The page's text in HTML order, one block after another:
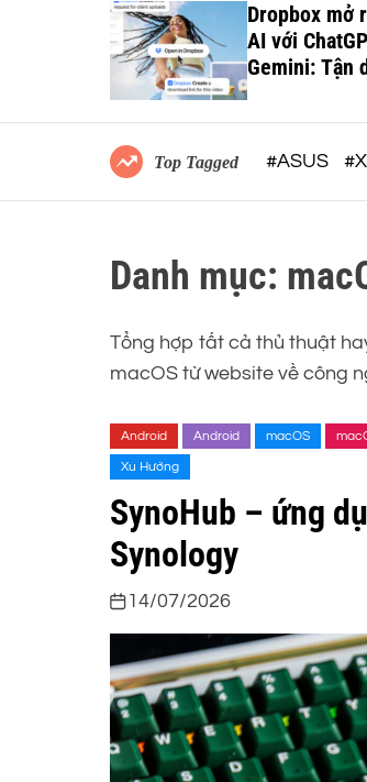
Dropbox mở
AI với
Gemini: Tận
ngữ cảnh để
trình làm
Top Tagged #ASUS
Danh mục:
Tổng hợp tất cả thủ thuật
macOS từ website về công
Android Android macOS
Xu Hướng
SynoHub – ứng
Synology
14/07/2026